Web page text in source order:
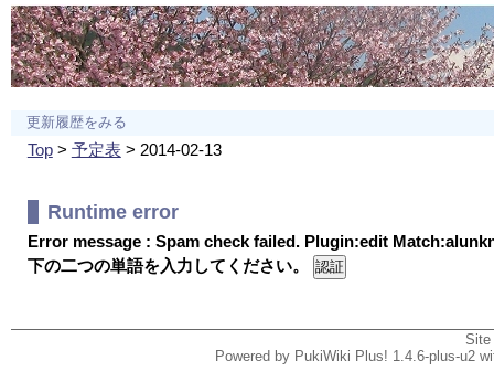
更新履歴をみる
Top> 予定表> 2014-02-13
Runtime error
Error message : Spam check failed. Plugin:edit
下の二つの単語を入力してください。
Powered by PukiWiki Plus! 1.4.6-plus-u2